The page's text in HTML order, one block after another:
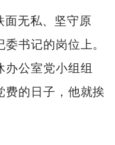
面无私、坚守原
书记的岗位上。
办公室党小组组
费的日子，他就挨